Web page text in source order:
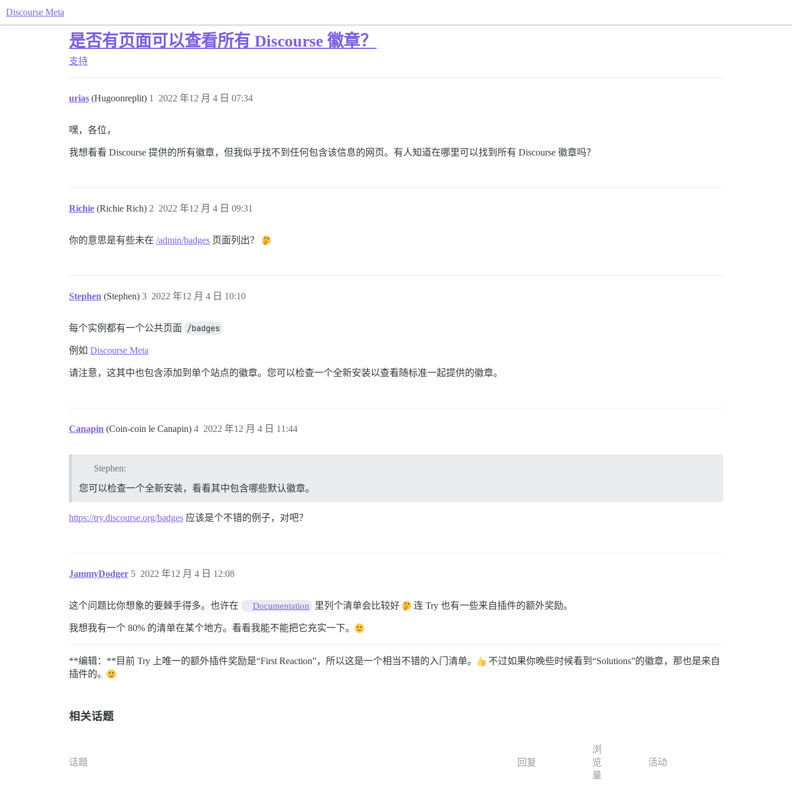
Discourse Meta
是否有页面可以查看所有 Discourse 徽章？
支持
urias (Hugoonreplit) 2022 年12 月 4 日 07:34
1
嘿，各位，
我想看看 Discourse 提供的所有徽章，但我似乎找不到任何包含该信息的网页。有人知道在哪里可以找到所有 Discourse 徽章吗？
Richie (Richie Rich) 2022 年12 月 4 日 09:31
2
你的意思是有些未在 /admin/badges 页面列出？
Stephen (Stephen) 2022 年12 月 4 日 10:10
3
每个实例都有一个公共页面 /badges
例如 Discourse Meta
请注意，这其中也包含添加到单个站点的徽章。您可以检查一个全新安装以查看随标准一起提供的徽章。
Canapin (Coin-coin le Canapin) 2022 年12 月 4 日 11:44
4
Stephen:
您可以检查一个全新安装，看看其中包含哪些默认徽章。
https://try.discourse.org/badges 应该是个不错的例子，对吧？
JammyDodger 2022 年12 月 4 日 12:08
5
这个问题比你想象的要棘手得多。也许在 Documentation 里列个清单会比较好 连 Try 也有一些来自插件的额外奖励。
我想我有一个 80% 的清单在某个地方。看看我能不能把它充实一下。
**编辑：**目前 Try 上唯一的额外插件奖励是“First Reaction”，所以这是一个相当不错的入门清单。
不过如果你晚些时候看到“Solutions”的徽章，那也是来自
插件的。
相关话题
话题 回复
浏
览
量
活动